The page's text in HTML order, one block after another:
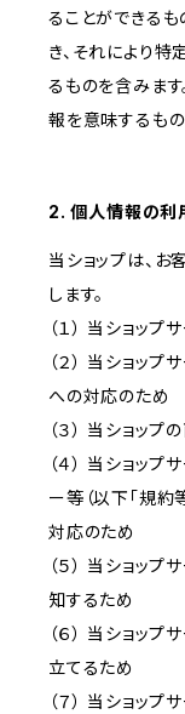
ることができる
き、それにより
るものを含みます
報を意味するもの
2. 個人情報の利
当ショップは、
します。
（１） 当ショッ
（２） 当ショッ
への対応のため
（３） 当ショッ
（４） 当ショッ
ー等（以下「規約
対応のため
（５） 当ショッ
知するため
（６） 当ショッ
立てるため
（７） 当ショッ